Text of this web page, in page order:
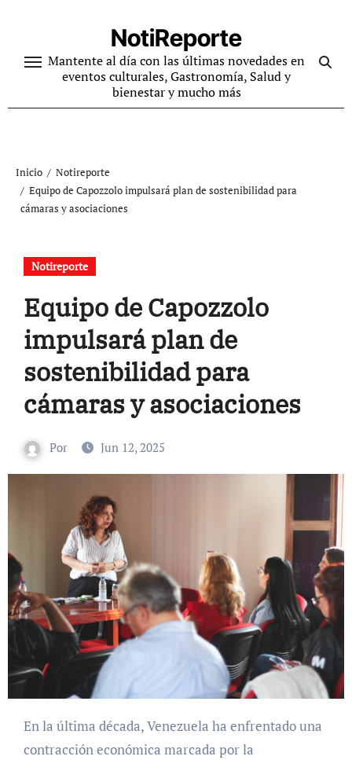
contenido
NotiReporte
Mantente al día con las últimas novedades en
eventos culturales, Gastronomía, Salud y
bienestar y mucho más
Inicio
Notireporte
Equipo de Capozzolo impulsará plan de sostenibilidad para
cámaras y asociaciones
Notireporte
Equipo de Capozzolo
impulsará plan de
sostenibilidad para
cámaras y asociaciones
Por Jun 12, 2025
En la última década, Venezuela ha enfrentado una
contracción económica marcada por la